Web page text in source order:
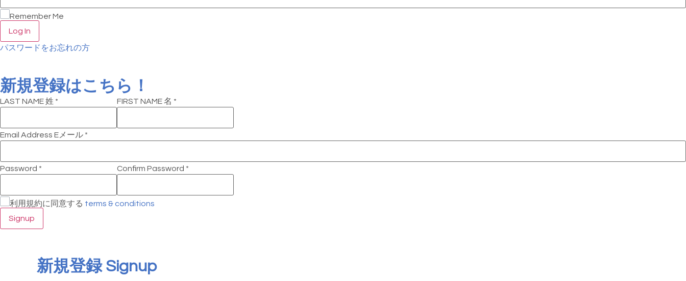
Remember Me
Log In
パスワードをお忘れの方
新規登録はこちら！
LAST NAME 姓 * FIRST NAME 名 *
Email Address Eメール *
Password * Confirm Password *
利用規約に同意する terms & conditions
Signup
新規登録 Signup